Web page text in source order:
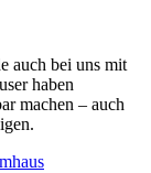
auch bei uns mit
haben
machen – auch